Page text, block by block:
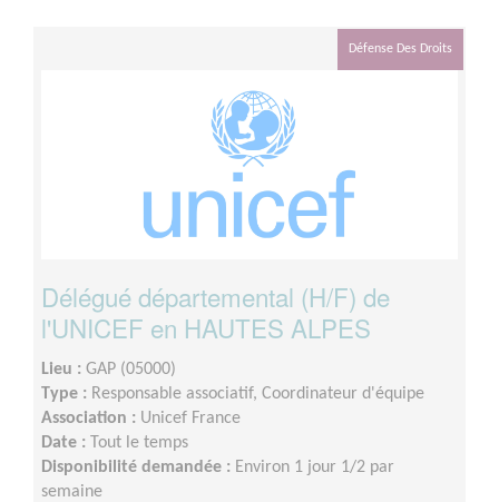
Défense Des Droits
Délégué départemental (H/F) de
l'UNICEF en HAUTES ALPES
Lieu : GAP (05000)
Type : Responsable associatif, Coordinateur d'équipe
Association : Unicef France
Date :
Tout le temps
Disponibilité demandée : Environ 1 jour 1/2 par
semaine